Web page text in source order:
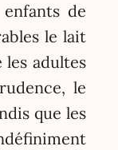
de
le lait
adultes
le
que les